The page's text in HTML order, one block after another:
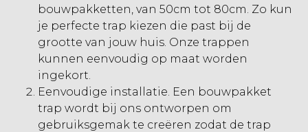
bouwpakketten, van 50cm tot 80cm. Zo kun
je perfecte trap kiezen die past bij de
grootte van jouw huis. Onze trappen
kunnen eenvoudig op maat worden
ingekort.
Eenvoudige installatie. Een bouwpakket
trap wordt bij ons ontworpen om
gebruiksgemak te creëren zodat de trap